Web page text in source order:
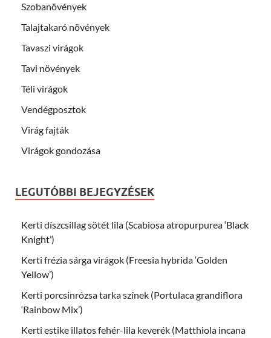
Szobanövények
Talajtakaró növények
Tavaszi virágok
Tavi növények
Téli virágok
Vendégposztok
Virág fajták
Virágok gondozása
LEGUTÓBBI BEJEGYZÉSEK
Kerti díszcsillag sötét lila (Scabiosa atropurpurea ‘Black
Knight’)
Kerti frézia sárga virágok (Freesia hybrida ‘Golden
Yellow’)
Kerti porcsinrózsa tarka színek (Portulaca grandiflora
‘Rainbow Mix’)
Kerti estike illatos fehér-lila keverék (Matthiola incana